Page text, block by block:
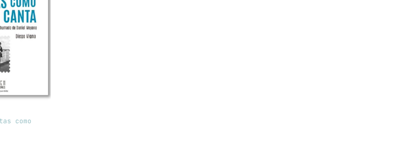
como